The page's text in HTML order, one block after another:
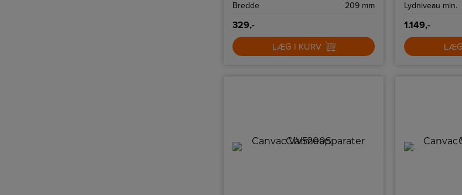
Bredde
209 mm
329,-
LÆG I KURV
Lydniveau min.
1.149,-